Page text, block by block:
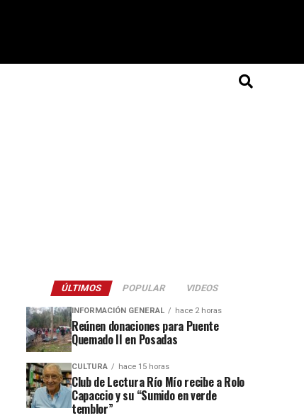
ÚLTIMOS POPULAR VIDEOS
INFORMACIÓN GENERAL hace 2 horas
Reúnen donaciones para Puente
Quemado II en Posadas
CULTURA hace 15 horas
Club de Lectura Río Mío recibe a Rolo
Capaccio y su “Sumido en verde
temblor”